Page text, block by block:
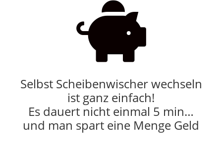

Selbst Scheibenwischer wechseln
ist ganz einfach!
Es dauert nicht einmal 5 min…
und man spart eine Menge Geld